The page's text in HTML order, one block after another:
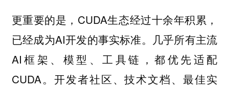
更重要的是，CUDA生态经过十余年积累，
已经成为AI开发的事实标准。几乎所有主流
AI框架、模型、工具链，都优先适配
CUDA。开发者社区、技术文档、最佳实